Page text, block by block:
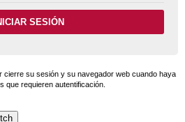
cierre su sesión y su navegador web cuando haya
que requieren autentificación.